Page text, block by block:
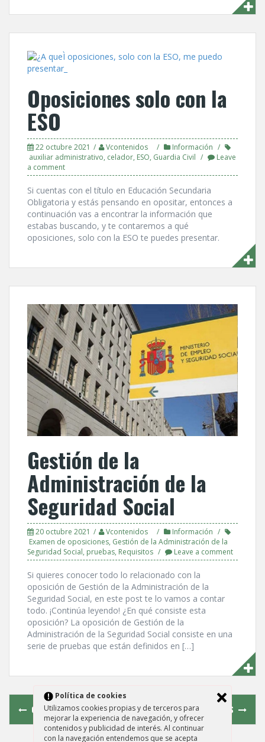
Oposiciones solo con la
ESO
22 octubre 2021 Vcontenidos
Información
auxiliar administrativo, celador, ESO, Guardia Civil
Leave
a comment
Si cuentas con el tí­tulo en Educación Secundaria
Obligatoria y estás pensando en opositar, entonces a
continuación vas a encontrar la información que
estabas buscando, y te contaremos a qué
oposiciones, solo con la ESO te puedes presentar.
Gestión de la
Administración de la
Seguridad Social
20 octubre 2021 Vcontenidos
Información
Examen de oposiciones, Gestión de la Administración de la
Seguridad Social, pruebas, Requisitos Leave a comment
Si quieres conocer todo lo relacionado con la
oposición de Gestión de la Administración de la
Seguridad Social, en este post te lo vamos a contar
todo. ¡Continúa leyendo! ¿En qué consiste esta
oposición? La oposición de Gestión de la
Administración de la Seguridad Social consiste en una
serie de pruebas que están definidos en […]
Posts
navigation
OLDER POSTS NEWER POSTS
Polí­tica de cookies
Utilizamos cookies propias y de terceros para
mejorar la experiencia de navegación, y ofrecer
contenidos y publicidad de interés. Al continuar
con la navegación entendemos que se acepta